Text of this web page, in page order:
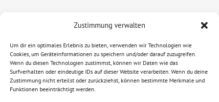
Zustimmung verwalten
Um dir ein optimales Erlebnis zu bieten, verwenden wir Technologien wie
Cookies, um Geräteinformationen zu speichern und/oder darauf zuzugreifen.
Wenn du diesen Technologien zustimmst, können wir Daten wie das
Surfverhalten oder eindeutige IDs auf dieser Website verarbeiten. Wenn du deine
Zustimmung nicht erteilst oder zurückziehst, können bestimmte Merkmale und
Funktionen beeinträchtigt werden.
Rechtliche Informationen
Impressum
Datenschutzerklärung